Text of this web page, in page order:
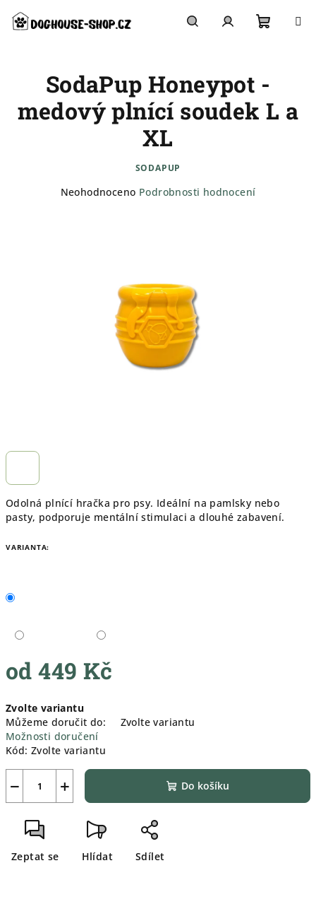
obsah
košík
Odolná plnící hračka pro psy. Ideální na pamlsky nebo
pasty, podporuje mentální stimulaci a dlouhé zabavení.
VARIANTA:
od449 Kč
cena:
Zvolte variantu
Můžeme doručit do:
Zvolte variantu
Možnosti doručení
Kód: Zvolte variantu
+
− Do košíku
Zeptat se Hlídat Sdílet
SodaPup Honeypot -
medový plnící soudek L a
XL
SODAPUP
Průměrné
Neohodnoceno Podrobnosti hodnocení